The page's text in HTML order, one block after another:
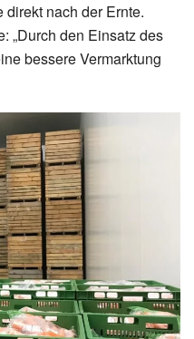
nach der Ernte.
„Durch den Einsatz des
bessere Vermarktung